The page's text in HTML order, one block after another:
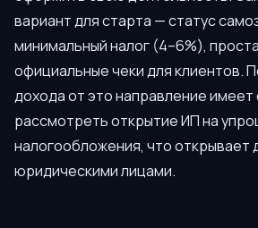
вариант для старта — статус
минимальный налог (4–6%),
официальные чеки для клиентов.
дохода от это направление имеет
рассмотреть открытие ИП на
налогообложения, что открывает
юридическими лицами.